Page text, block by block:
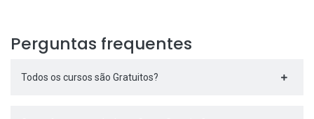
Perguntas frequentes
Todos os cursos são Gratuitos?